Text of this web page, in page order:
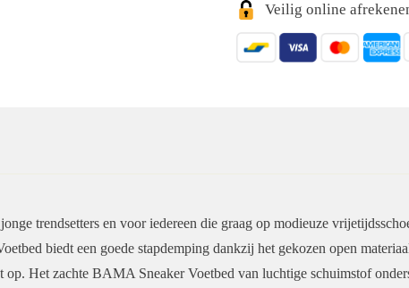
Veilig online
trendsetters en voor iedereen die graag op modieuze
biedt een goede stapdemping dankzij het gekozen open
op. Het zachte BAMA Sneaker Voetbed van luchtige schuimstof